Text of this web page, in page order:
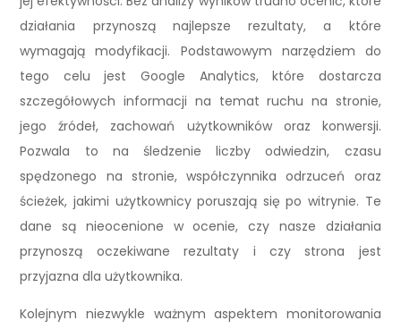
działania przynoszą najlepsze rezultaty, a które
wymagają modyfikacji. Podstawowym narzędziem do
tego celu jest Google Analytics, które dostarcza
szczegółowych informacji na temat ruchu na stronie,
jego źródeł, zachowań użytkowników oraz konwersji.
Pozwala to na śledzenie liczby odwiedzin, czasu
spędzonego na stronie, współczynnika odrzuceń oraz
ścieżek, jakimi użytkownicy poruszają się po witrynie. Te
dane są nieocenione w ocenie, czy nasze działania
przynoszą oczekiwane rezultaty i czy strona jest
przyjazna dla użytkownika.
Kolejnym niezwykle ważnym aspektem monitorowania